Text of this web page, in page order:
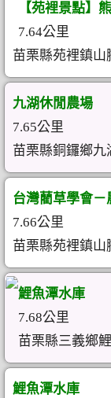
【苑裡景點】
7.64公里
苗栗縣苑裡鎮山
九湖休閒農場
7.65公里
苗栗縣銅鑼鄉九
台灣藺草學會
7.66公里
苗栗縣苑裡鎮山
鯉魚潭水庫
7.68公里
苗栗縣三義鄉
鯉魚潭水庫